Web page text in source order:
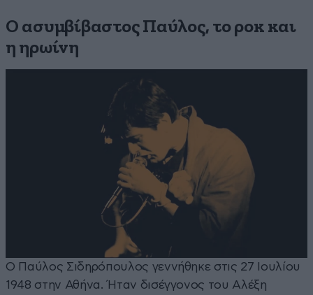
Ο ασυμβίβαστος Παύλος, το ροκ και
η ηρωίνη
Ο Παύλος Σιδηρόπουλος γεννήθηκε στις 27 Ιουλίου
1948 στην Αθήνα. Ήταν δισέγγονος του Αλέξη